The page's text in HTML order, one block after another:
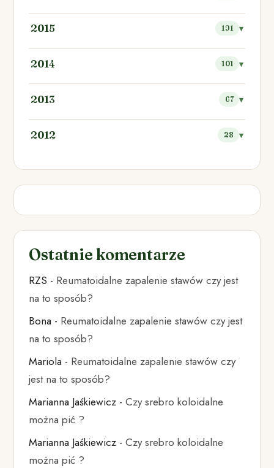
2015 191
2014 101
2013 67
2012 28
Ostatnie komentarze
RZS - Reumatoidalne zapalenie stawów czy jest
na to sposób?
Bona - Reumatoidalne zapalenie stawów czy jest
na to sposób?
Mariola - Reumatoidalne zapalenie stawów czy
jest na to sposób?
Marianna Jaśkiewicz -Czy srebro koloidalne
można pić ?
Marianna Jaśkiewicz -Czy srebro koloidalne
można pić ?